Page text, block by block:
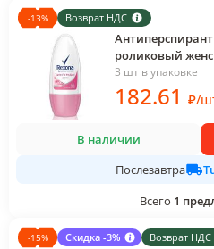
-13% Возврат НДС
роликовый
3 шт в упаковке
182.61 ₽/
В наличии
Послезавтра
Всего 1
-15% Скидка -3% Возврат НДС